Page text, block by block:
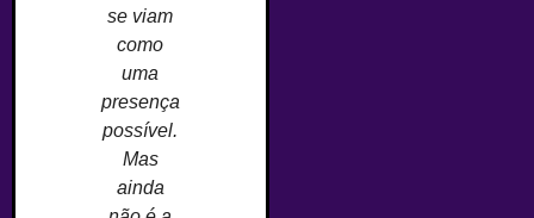
se viam
como
uma
presença
possível.
Mas
ainda